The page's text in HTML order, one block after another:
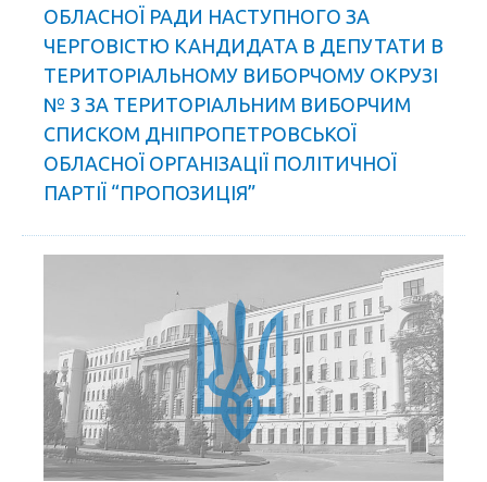
ОБЛАСНОЇ РАДИ НАСТУПНОГО ЗА
ЧЕРГОВІСТЮ КАНДИДАТА В ДЕПУТАТИ В
ТЕРИТОРІАЛЬНОМУ ВИБОРЧОМУ ОКРУЗІ
№ 3 ЗА ТЕРИТОРІАЛЬНИМ ВИБОРЧИМ
СПИСКОМ ДНІПРОПЕТРОВСЬКОЇ
ОБЛАСНОЇ ОРГАНІЗАЦІЇ ПОЛІТИЧНОЇ
ПАРТІЇ “ПРОПОЗИЦІЯ”